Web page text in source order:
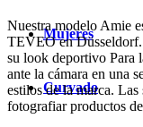
Mujeres
Curvado
Nuestra modelo Amie
TEVEO en
su look deportivo Para
ante la cámara en una
estilos de la marca. Las
fotografiar productos